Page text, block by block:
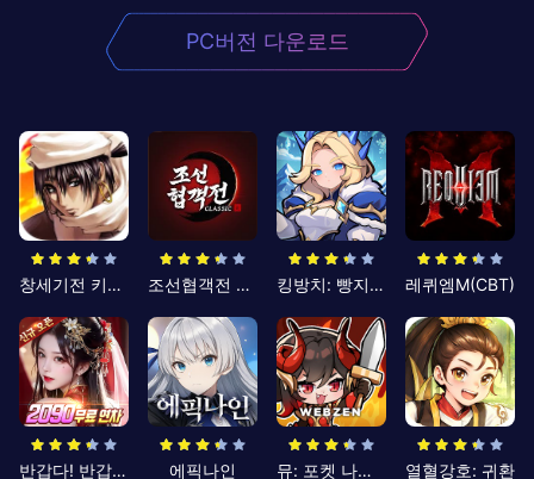
PC버전 다운로드
창세기전 키우기 조선협객전 클래식 킹방치: 빵지의 제왕 레퀴엠M(CBT)
반갑다! 반갑삼국지 에픽나인 뮤: 포켓 나이츠 열혈강호: 귀환